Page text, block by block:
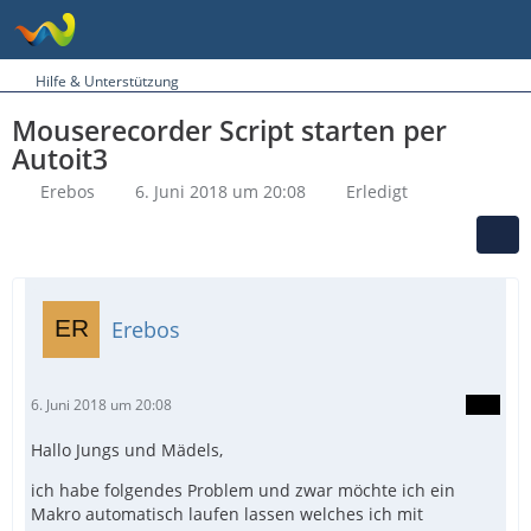
Hilfe & Unterstützung
Mouserecorder Script starten per
Autoit3
Erebos 6. Juni 2018 um 20:08 Erledigt
Erebos
6. Juni 2018 um 20:08
Hallo Jungs und Mädels,
ich habe folgendes Problem und zwar möchte ich ein
Makro automatisch laufen lassen welches ich mit